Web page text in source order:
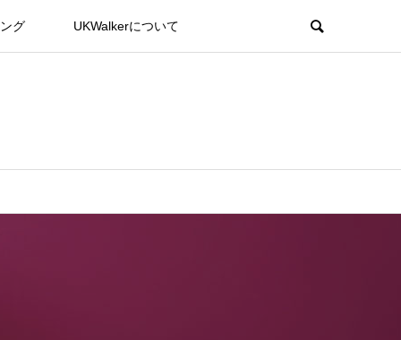
グ UKWalkerについて